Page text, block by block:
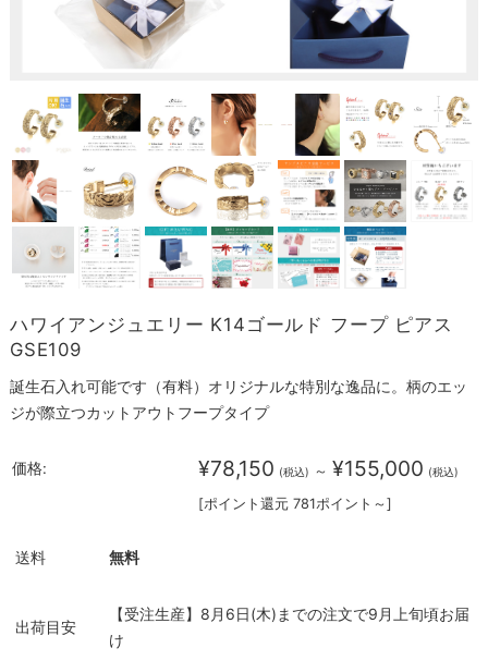
ハワイアンジュエリー K14ゴールド フープ ピアス
GSE109
誕生石入れ可能です（有料）オリジナルな特別な逸品に。柄のエッ
ジが際立つカットアウトフープタイプ
価格: ¥78,150 (税込) ～ ¥155,000 (税込)
[ポイント還元 781ポイント～]
送料 無料
出荷目安
【受注生産】8月6日(木)までの注文で9月上旬頃お届
け